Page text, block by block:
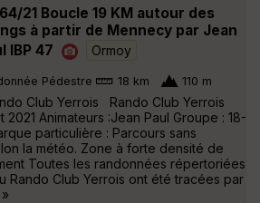
21 Boucle 19 KM autour des
à partir de Mennecy par Jean
IBP 47
Ormoy
Pédestre 18 km 110 m
Club Yerrois Rando Club Yerrois
Animateurs :Jean Paul Groupe : 18-
particulière : Parcours sans
la météo. Zone à forte densité de
Toutes les randonnées répertoriées
Rando Club Yerrois ont été tracées par